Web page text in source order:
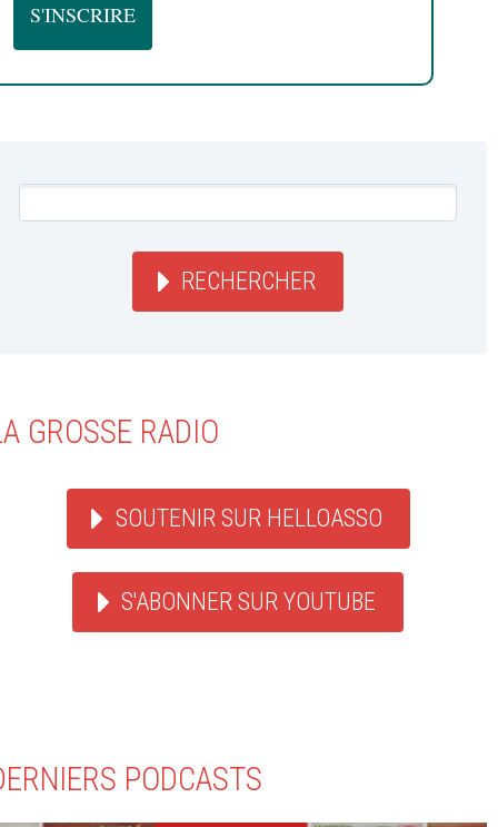
RECHERCHER
GROSSE RADIO
SOUTENIR SUR HELLOASSO
S'ABONNER SUR YOUTUBE
PODCASTS